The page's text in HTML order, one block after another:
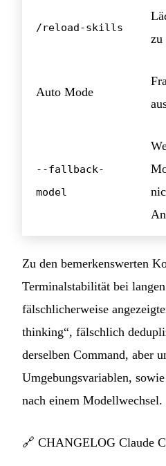
/reload-skills
zu
Auto Mode
--fallback-
model
Zu den bemerkenswerten
Terminalstabilität bei
fälschlicherweise
thinking“, fälschlich
derselben Command, aber
Umgebungsvariablen,
nach einem Modellwechsel.
🔗 CHANGELOG Claude